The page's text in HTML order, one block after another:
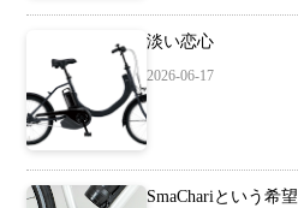
淡い恋心
2026-06-17
SmaChariという希望